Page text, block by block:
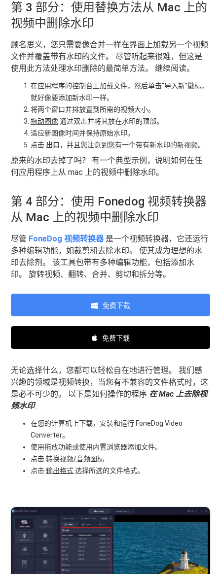
第 3 部分：使用替换方法从 Mac 上的
视频中删除水印
顾名思义，您只需要像合并一样在界面上加载另一个视频
文件并覆盖带有水印的文件。 尽管听起来很难，但这是
使用此方法处理水印删除的最简单方法。 继续阅读。
在应用程序的控制台上加载文件，然后单击“导入新”徽标，
就好像要添加新水印一样。
将两个窗口并排放置到所需的视频大小。
拖动图像 通过双击并将其放在水印的顶部。
适应新图像时间并保持原始水印。
点击 出口，并且您注意到您有一个带有新水印的新视频。
原来的水印去掉了吗？ 有一个典型示例，说明如何在任
何应用程序上从 mac 上的视频中删除水印。
第 4 部分：使用 Fonedog 视频转换器
从 Mac 上的视频中删除水印
尽管 FoneDog 视频转换器是一个视频转换器，它还运行
多种编辑功能，如裁剪和去除水印。 使其成为理想的水
印去除剂。 该工具包带有多种编辑功能，包括添加水
印。 旋转视频、翻转、合并、剪切和拆分等。
免费下载
免费下载
无论选择什么，您都可以轻松自在地进行管理。 我们感
兴趣的领域是视频转换，当您有不兼容的文件格式时，这
是必不可少的。 以下是如何操作的程序 在 Mac 上去除视
频水印:
在您的计算机上下载，安装和运行 FoneDog Video
Converter。
使用拖放功能或使用内置浏览器添加文件。
点击转换视频/音频图标
点击输出格式选择所选的文件格式。